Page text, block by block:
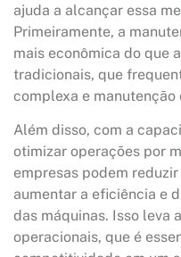
ajuda a alcançar essa
Primeiramente, a
mais econômica do que
tradicionais, que
complexa e manutenção
Além disso, com a
otimizar operações por
empresas podem
aumentar a eficiência e
das máquinas. Isso leva
operacionais, que é